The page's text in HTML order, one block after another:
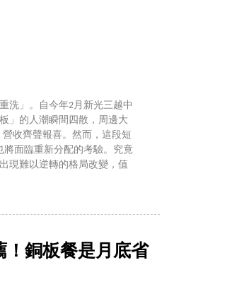
洗」。自今年2月新光三越中
」的人潮瞬間四散，周邊大
收齊聲報喜。然而，這段短
面臨重新分配的考驗。究竟
現難以逆轉的格局改變，值
！銅板餐是月底省